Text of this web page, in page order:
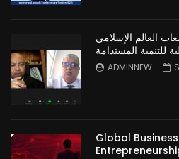
العالم الإسلامي
للتنمية المستدامة
ADMINNEW
Global